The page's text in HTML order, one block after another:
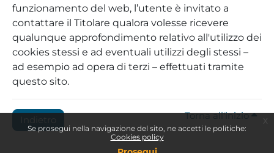
Se prosegui nella navigazione del sito, ne accetti le politiche:
Cookies policy
funzionamento del web, l’utente è invitato a
contattare il Titolare qualora volesse ricevere
qualunque approfondimento relativo all'utilizzo dei
cookies stessi e ad eventuali utilizzi degli stessi –
ad esempio ad opera di terzi – effettuati tramite
questo sito.
Indietro Torna all'inizio